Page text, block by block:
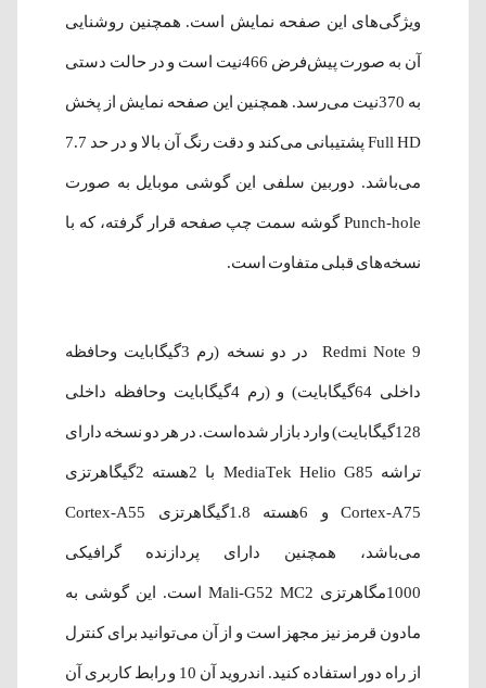
ویژگی‌های این صفحه نمایش است. همچنین روشنایی
آن به صورت پیش‌فرض 466نیت است و در حالت دستی
به 370نیت می‌رسد. همچنین این صفحه نمایش از پخش
Full HD پشتیبانی می‌کند و دقت رنگ آن بالا و در حد 7.7
می‌باشد. دوربین سلفی این گوشی موبایل به صورت
Punch-hole گوشه سمت چپ صفحه قرار گرفته، که با
نسخه‌های قبلی متفاوت است.
Redmi Note 9 در دو نسخه (رم 3گیگابایت وحافظه
داخلی 64گیگابایت) و (رم 4گیگابایت وحافظه داخلی
128گیگابایت) وارد بازار شده‌است. در هر دو نسخه دارای
تراشه MediaTek Helio G85 با 2هسته 2گیگاهرتزی
Cortex-A75 و 6هسته 1.8گیگاهرتزی Cortex-A55
می‌باشد، همچنین دارای پردازنده گرافیکی
1000مگاهرتزی Mali-G52 MC2 است. این گوشی به
مادون قرمز نیز مجهز است و از آن می‌توانید برای کنترل
از راه دور استفاده کنید. اندروید آن 10 و رابط کاربری آن